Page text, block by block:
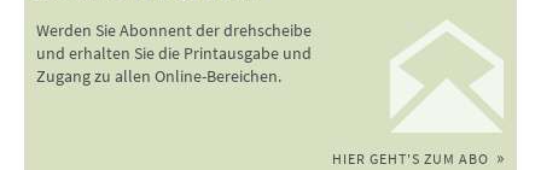
Werden Sie Abonnent der drehscheibe
und erhalten Sie die Printausgabe und
Zugang zu allen Online-Bereichen.
HIER GEHT'S ZUM ABO